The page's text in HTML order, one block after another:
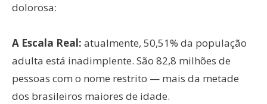
dolorosa:
A Escala Real: atualmente, 50,51% da população
adulta está inadimplente. São 82,8 milhões de
pessoas com o nome restrito — mais da metade
dos brasileiros maiores de idade.